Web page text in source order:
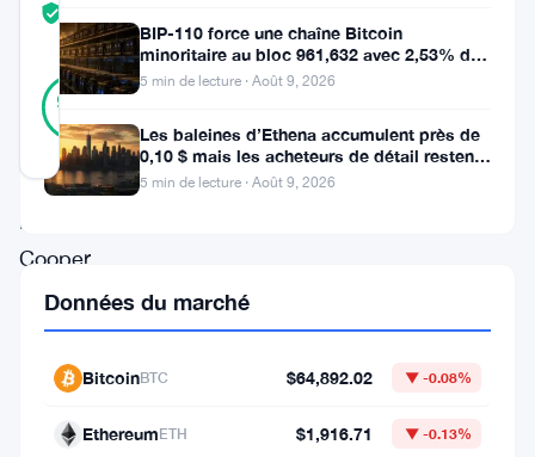
SCORE
94
RÉEL
Vérifié
18
Mis à jour 1 mois il y a
Kirsty
Cooper
dirige
désormais
consultatif
BIP-110 force une chaîne Bitcoin
minoritaire au bloc 961,632 avec 2,53% de
soutien des mineurs
5 min de lecture · Août 9, 2026
Les baleines d’Ethena accumulent près de
0,10 $ mais les acheteurs de détail restent
à l’écart
5 min de lecture · Août 9, 2026
Données du marché
BitcoinBTC $64,892.02 ▼ -0.08%
EthereumETH $1,916.71 ▼ -0.13%